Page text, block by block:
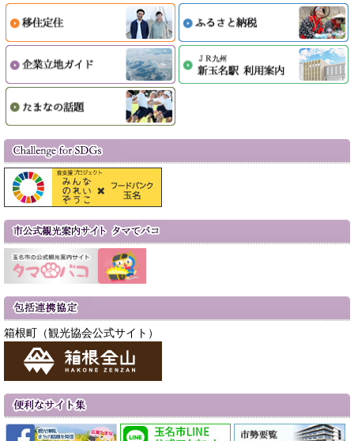
箱根町（観光協会公式サイト）